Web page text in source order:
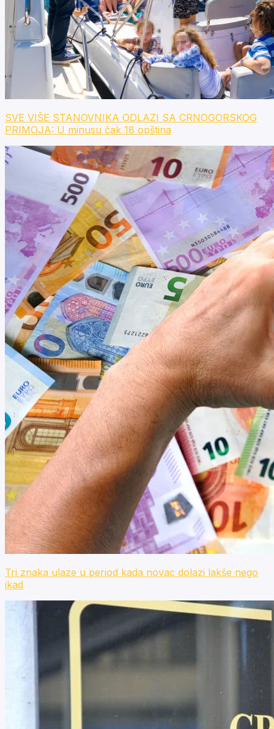
SVE VIŠE STANOVNIKA ODLAZI SA CRNOGORSKOG
PRIMOJA: U minusu čak 18 opština
Tri znaka ulaze u period kada novac dolazi lakše nego
ikad